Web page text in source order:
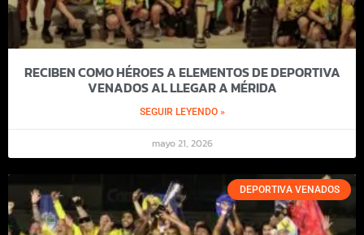
RECIBEN COMO HÉROES A ELEMENTOS DE DEPORTIVA
VENADOS AL LLEGAR A MÉRIDA
SEGUIR LEYENDO »
mayo 21, 2026
DEPORTIVA VENADOS